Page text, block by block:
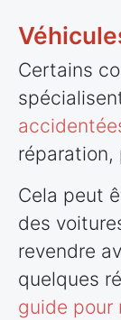
Certains
réparation,
Cela peut
des
revendre
quelques
guide pour